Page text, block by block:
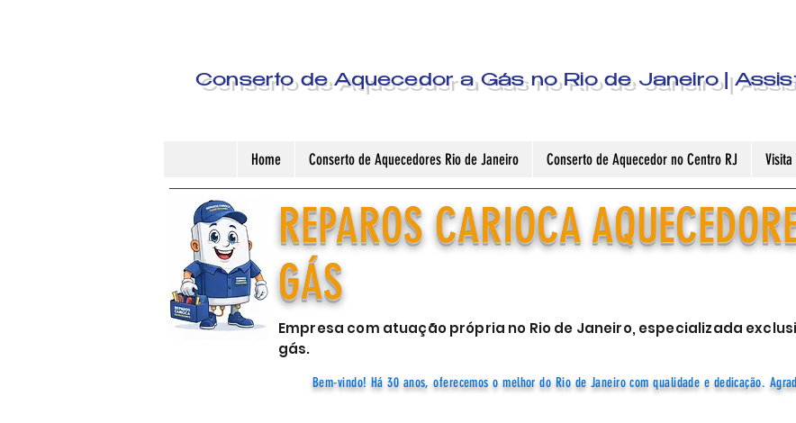
Conserto de Aquecedor a Gás no Rio de Janeiro |
Home Conserto de Aquecedores Rio de Janeiro Conserto de Aquecedor no Centro RJ Visita
REPAROS CARIOCA
GÁS
Empresa com atuação própria no Rio de Janeiro, especializada
gás.
Bem-vindo! Há 30 anos, oferecemos o melhor do Rio de Janeiro com qualidade e dedicação.